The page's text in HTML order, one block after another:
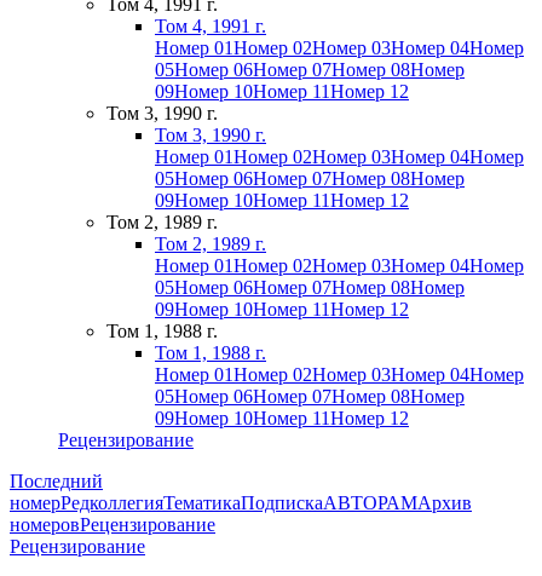
Том 4, 1991 г.
Том 4, 1991 г.
Номер 01Номер 02Номер 03Номер 04Номер
05Номер 06Номер 07Номер 08Номер
09Номер 10Номер 11Номер 12
Том 3, 1990 г.
Том 3, 1990 г.
Номер 01Номер 02Номер 03Номер 04Номер
05Номер 06Номер 07Номер 08Номер
09Номер 10Номер 11Номер 12
Том 2, 1989 г.
Том 2, 1989 г.
Номер 01Номер 02Номер 03Номер 04Номер
05Номер 06Номер 07Номер 08Номер
09Номер 10Номер 11Номер 12
Том 1, 1988 г.
Том 1, 1988 г.
Номер 01Номер 02Номер 03Номер 04Номер
05Номер 06Номер 07Номер 08Номер
09Номер 10Номер 11Номер 12
Рецензирование
Последний
номерРедколлегияТематикаПодпискаАВТОРАМАрхив
номеровРецензирование
Рецензирование